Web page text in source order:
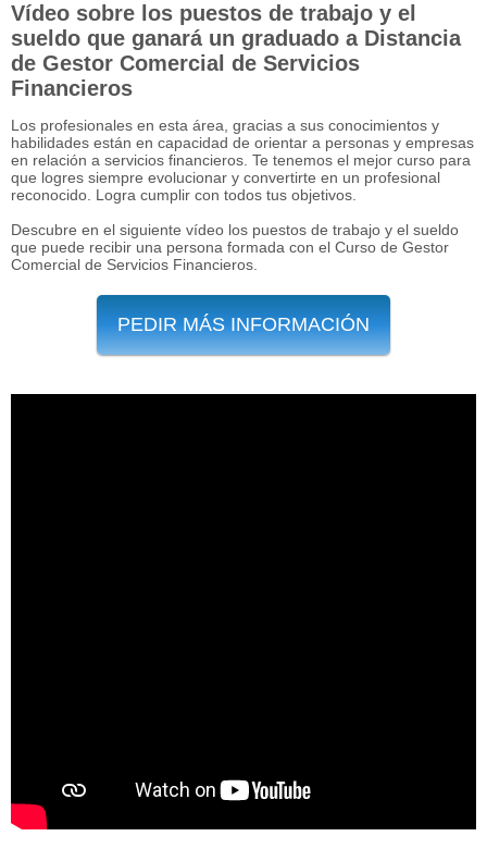
Vídeo sobre los puestos de trabajo y el
sueldo que ganará un graduado a Distancia
de Gestor Comercial de Servicios
Financieros
Los profesionales en esta área, gracias a sus conocimientos y
habilidades están en capacidad de orientar a personas y empresas
en relación a servicios financieros. Te tenemos el mejor curso para
que logres siempre evolucionar y convertirte en un profesional
reconocido. Logra cumplir con todos tus objetivos.
Descubre en el siguiente vídeo los puestos de trabajo y el sueldo
que puede recibir una persona formada con el Curso de Gestor
Comercial de Servicios Financieros.
PEDIR MÁS INFORMACIÓN